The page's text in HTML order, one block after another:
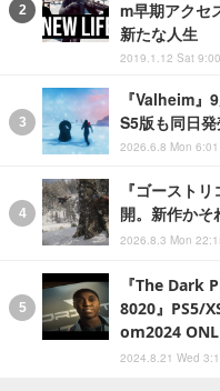
m早期アクセ
新たな人生
2019.1.12 Sat 9:00
『Valheim』
S5版も同日
2026.6.8 Mon 6:01
『ゴースト
開。新作かそ
2026.8.3 Mon
『The Dark
8020』PS5/
om2024 ONL
2024.8.21 Wed